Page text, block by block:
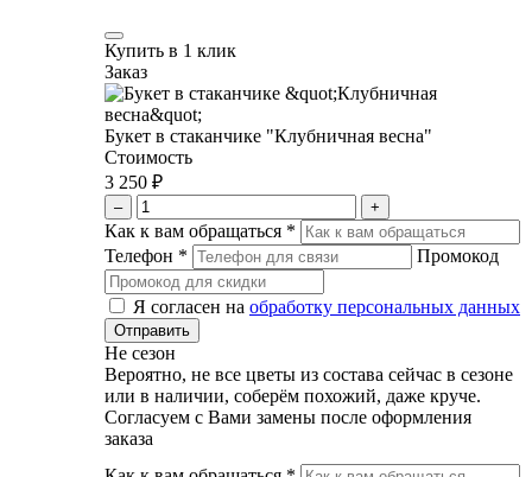
Купить в 1 клик
Заказ
Букет в стаканчике "Клубничная весна"
Стоимость
3 250 ₽
– +
Как к вам обращаться *
Телефон * Промокод
Я согласен на обработку персональных данных
Не сезон
Вероятно, не все цветы из состава сейчас в сезоне
или в наличии, соберём похожий, даже круче.
Согласуем с Вами замены после оформления
заказа